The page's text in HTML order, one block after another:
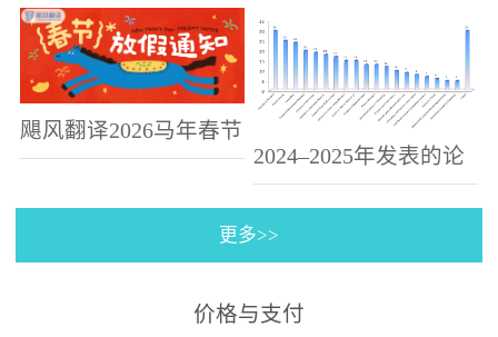
飓风翻译2026马年春节
2024–2025年发表的论
文选集
更多>>
价格与支付